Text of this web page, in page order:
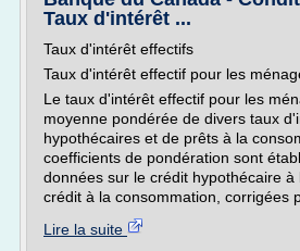
Taux d'intérêt ...
Taux d'intérêt effectifs
Taux d'intérêt effectif pour les
Le taux d'intérêt effectif pour les
moyenne pondérée de divers taux
hypothécaires et de prêts à la
coefficients de pondération sont
données sur le crédit hypothécaire à
crédit à la consommation, corrigées
Lire la suite